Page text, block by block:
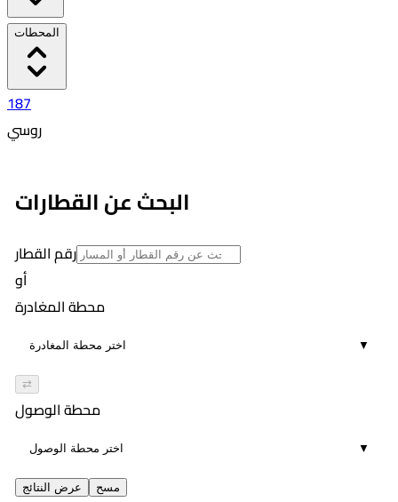
المحطات
187
روسي
07:24
البحث عن القطارات
رقم القطار
أو
محطة المغادرة
▼
⇄
محطة الوصول
▼
عرض النتائج مسح